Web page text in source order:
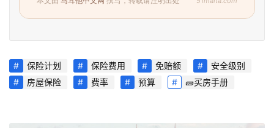
首
旅
游
保险计划 保险费用 免赔额
安全级别
房屋保险
费率 预算 🧱买房手册